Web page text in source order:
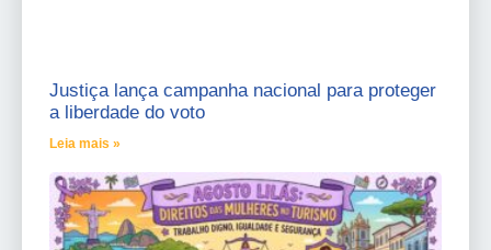
Justiça lança campanha nacional para proteger
a liberdade do voto
Leia mais »